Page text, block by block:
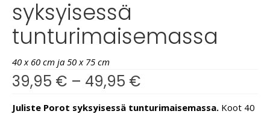
syksyisessä
tunturimaisemassa
40 x 60 cm ja 50 x 75 cm
39,95 € – 49,95 €
Juliste Porot syksyisessä tunturimaisemassa. Koot 40